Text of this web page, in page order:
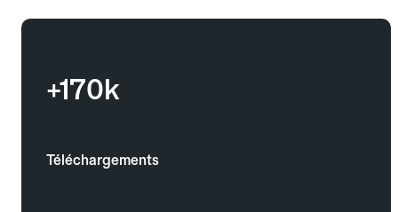
+170k
Téléchargements